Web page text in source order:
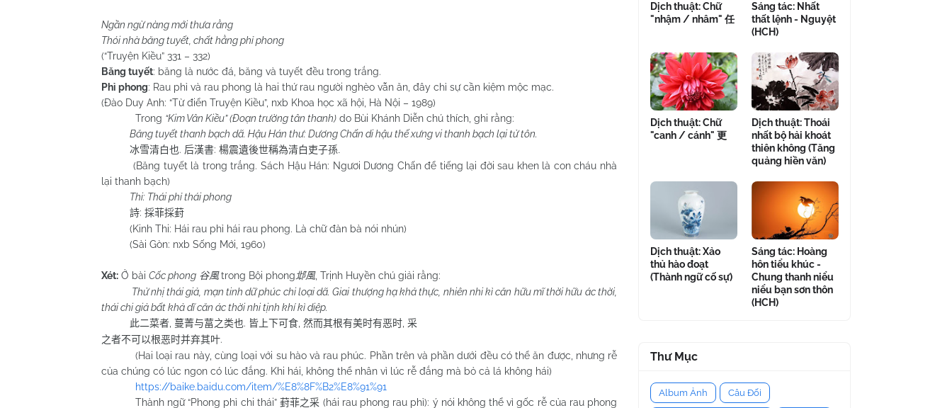
Ngần ngừ nàng mới thưa rằng
Thói nhà băng tuyết, chất hằng phỉ phong
(“Truyện Kiều” 331 – 332)
Băng tuyết: băng là nước đá, băng và tuyết đều trong trắng.
Phỉ phong: Rau phỉ và rau phong là hai thứ rau người nghèo vẫn ăn, đây chỉ sự cần kiệm mộc mạc.
(Đào Duy Anh: “Từ điển Truyện Kiều”, nxb Khoa học xã hội, Hà Nội – 1989)
Trong “Kim Vân Kiều” (Đoạn trường tân thanh) do Bùi Khánh Diễn chú thích, ghi rằng:
Băng tuyết thanh bạch dã. Hậu Hán thư: Dương Chấn di hậu thế xưng vi thanh bạch lại tử tôn.
冰雪清白也. 后漢書: 楊震遺後世稱為清白吏子孫.
(Băng tuyết là trong trắng. Sách Hậu Hán: Ngươi Dương Chấn để tiếng lại đời sau khen là con cháu nhà
lại thanh bạch)
Thi: Thái phỉ thái phong
詩: 採菲採葑
(Kinh Thi: Hái rau phỉ hái rau phong. Là chữ đàn bà nói nhún)
(Sài Gòn: nxb Sống Mới, 1960)
Xét: Ở bài Cốc phong 谷風 trong Bội phong邶風, Trịnh Huyền chú giải rằng:
Thử nhị thái giả, mạn tinh dữ phúc chi loại dã. Giai thượng hạ khả thực, nhiên nhi kì căn hữu mĩ thời hữu ác thời,
thái chi giả bất khả dĩ căn ác thời nhi tịnh khí kì diệp.
此二菜者 蔓菁与葍之类也. 皆上下可食 然而其根有美时有恶时 采
之者不可以根恶时并弃其叶.
(Hai loại rau này, cùng loại với su hào và rau phúc. Phần trên và phần dưới đều có thể ăn được, nhưng rễ
của chúng có lúc ngon có lúc đắng. Khi hái, không thể nhân vì lúc rễ đắng mà bỏ cả lá không hái)
https://baike.baidu.com/item/%E8%8F%B2%E8%91%91
Thành ngữ “Phong phỉ chi thái” 葑菲之采 (hái rau phong rau phỉ): ý nói không thể vì gốc rễ của rau phong
Dịch thuật: Chữ
"nhậm / nhâm" 任
Sáng tác: Nhất
thất lệnh - Nguyệt
(HCH)
Dịch thuật: Chữ
"canh / cánh" 更
Dịch thuật: Thoái
nhất bộ hải khoát
thiên không (Tăng
quảng hiền văn)
Dịch thuật: Xảo
thủ hào đoạt
(Thành ngữ cố sự)
Sáng tác: Hoàng
hôn tiểu khúc -
Chung thanh niểu
niểu bạn sơn thôn
(HCH)
Thư Mục
Album Ảnh Câu Đối